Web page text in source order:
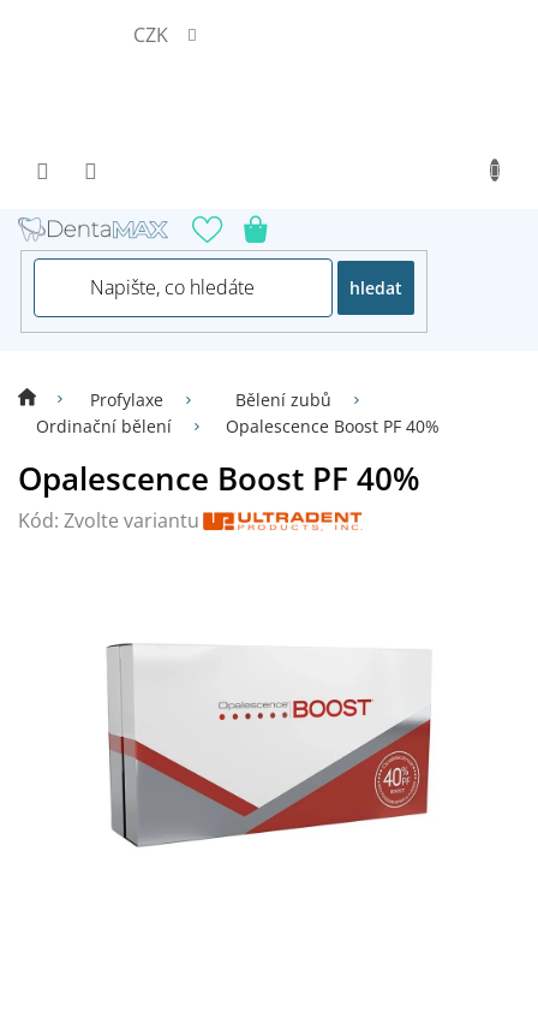
CZK
hledat
Profylaxe
Bělení zubů
Ordinační bělení
Opalescence Boost PF 40%
Opalescence Boost PF 40%
Kód: Zvolte variantu